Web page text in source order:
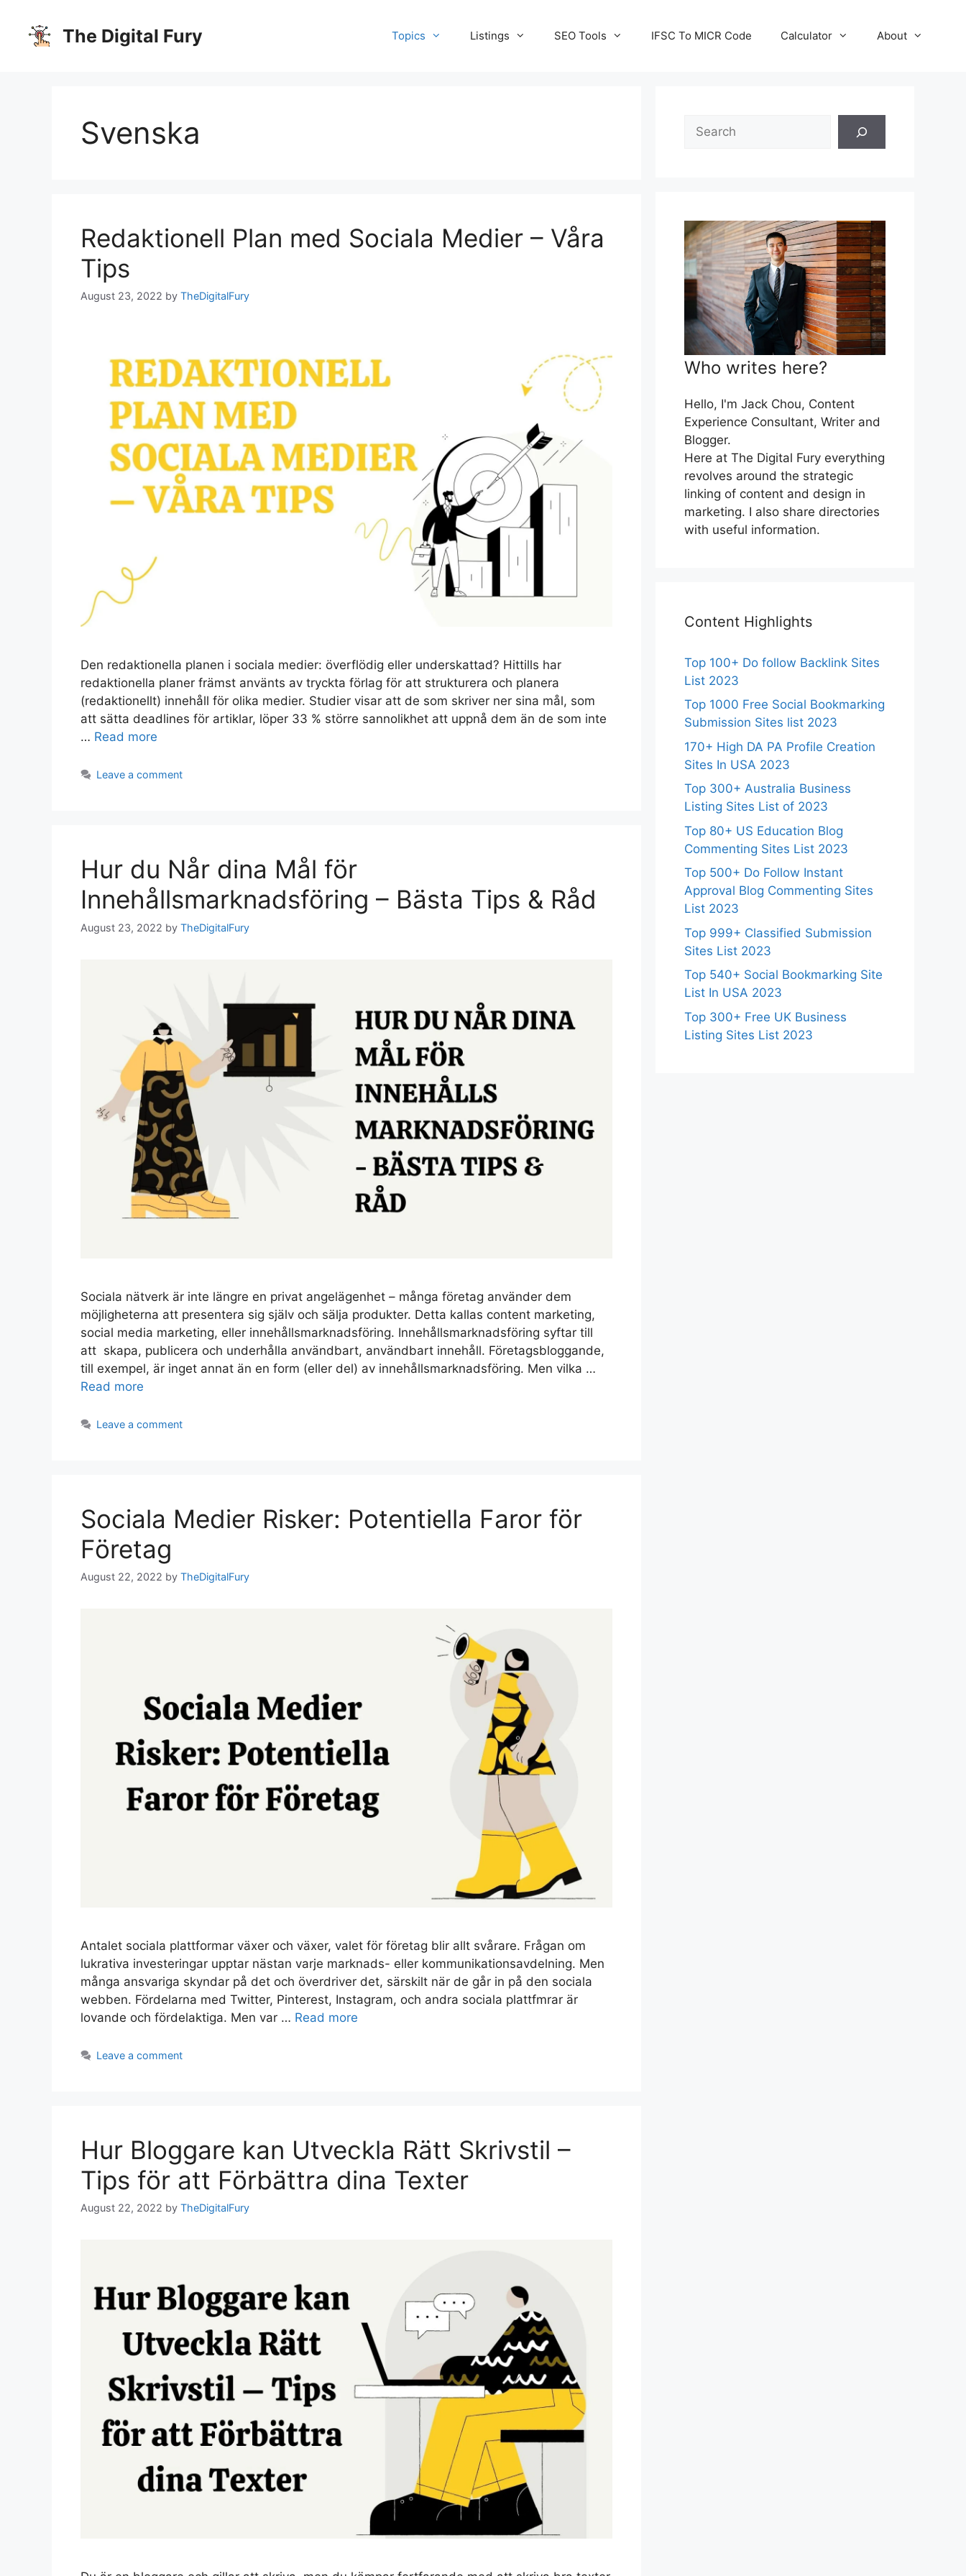
content
The Digital Fury Topics Listings SEO Tools IFSC To MICR Code Calculator About
Svenska
Redaktionell Plan med Sociala Medier – Våra
Tips
August 23, 2022 by TheDigitalFury
Den redaktionella planen i sociala medier: överflödig eller underskattad? Hittills har
redaktionella planer främst använts av tryckta förlag för att strukturera och planera
(redaktionellt) innehåll för olika medier. Studier visar att de som skriver ner sina mål, som
att sätta deadlines för artiklar, löper 33 % större sannolikhet att uppnå dem än de som inte
… Read more
Leave a comment
Hur du Når dina Mål för
Innehållsmarknadsföring – Bästa Tips & Råd
August 23, 2022 by TheDigitalFury
Sociala nätverk är inte längre en privat angelägenhet – många företag använder dem
möjligheterna att presentera sig själv och sälja produkter. Detta kallas content marketing,
social media marketing, eller innehållsmarknadsföring. Innehållsmarknadsföring syftar till
att skapa, publicera och underhålla användbart, användbart innehåll. Företagsbloggande,
till exempel, är inget annat än en form (eller del) av innehållsmarknadsföring. Men vilka …
Read more
Leave a comment
Sociala Medier Risker: Potentiella Faror för
Företag
August 22, 2022 by TheDigitalFury
Antalet sociala plattformar växer och växer, valet för företag blir allt svårare. Frågan om
lukrativa investeringar upptar nästan varje marknads- eller kommunikationsavdelning. Men
många ansvariga skyndar på det och överdriver det, särskilt när de går in på den sociala
webben. Fördelarna med Twitter, Pinterest, Instagram, och andra sociala plattfmrar är
lovande och fördelaktiga. Men var … Read more
Leave a comment
Hur Bloggare kan Utveckla Rätt Skrivstil –
Tips för att Förbättra dina Texter
August 22, 2022 by TheDigitalFury
Search
Who writes here?
Hello, I'm Jack Chou, Content
Experience Consultant, Writer and
Blogger.
Here at The Digital Fury everything
revolves around the strategic
linking of content and design in
marketing. I also share directories
with useful information.
Content Highlights
Top 100+ Do follow Backlink Sites
List 2023
Top 1000 Free Social Bookmarking
Submission Sites list 2023
170+ High DA PA Profile Creation
Sites In USA 2023
Top 300+ Australia Business
Listing Sites List of 2023
Top 80+ US Education Blog
Commenting Sites List 2023
Top 500+ Do Follow Instant
Approval Blog Commenting Sites
List 2023
Top 999+ Classified Submission
Sites List 2023
Top 540+ Social Bookmarking Site
List In USA 2023
Top 300+ Free UK Business
Listing Sites List 2023